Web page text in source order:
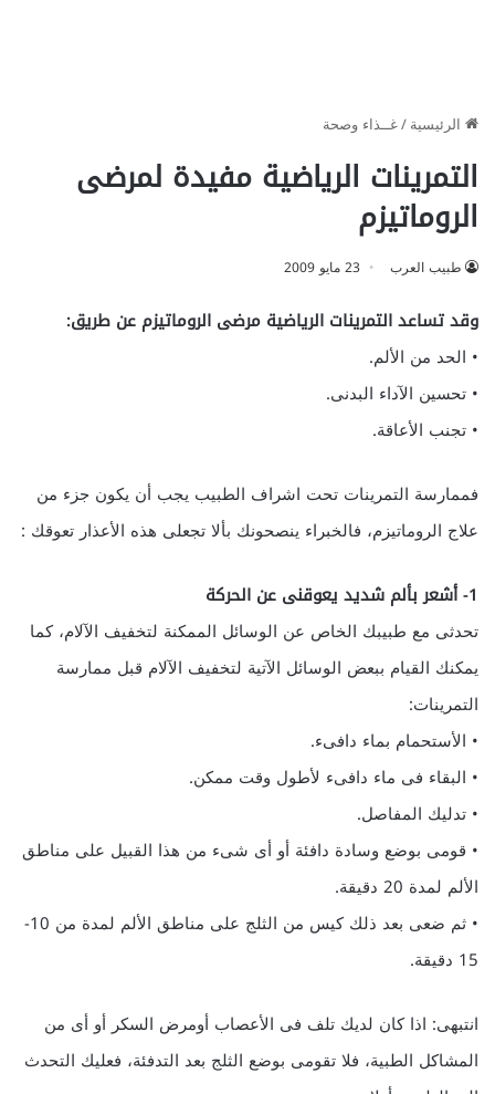
الرئيسية/غــذاء وصحة
التمرينات الرياضية مفيدة لمرضى
الروماتيزم
طبيب العرب 23 مايو 2009
وقد تساعد التمرينات الرياضية مرضى الروماتيزم عن طريق:
• الحد من الألم.
• تحسين الآداء البدنى.
• تجنب الأعاقة.
فممارسة التمرينات تحت اشراف الطبيب يجب أن يكون جزء من
علاج الروماتيزم، فالخبراء ينصحونك بألا تجعلى هذه الأعذار تعوقك :
1- أشعر بألم شديد يعوقنى عن الحركة
تحدثى مع طبيبك الخاص عن الوسائل الممكنة لتخفيف الآلام، كما
يمكنك القيام ببعض الوسائل الآتية لتخفيف الآلام قبل ممارسة
التمرينات:
• الأستحمام بماء دافىء.
• البقاء فى ماء دافىء لأطول وقت ممكن.
• تدليك المفاصل.
• قومى بوضع وسادة دافئة أو أى شىء من هذا القبيل على مناطق
الألم لمدة 20 دقيقة.
• ثم ضعى بعد ذلك كيس من الثلج على مناطق الألم لمدة من 10-
15 دقيقة.
انتبهى: اذا كان لديك تلف فى الأعصاب أومرض السكر أو أى من
المشاكل الطبية، فلا تقومى بوضع الثلج بعد التدفئة، فعليك التحدث